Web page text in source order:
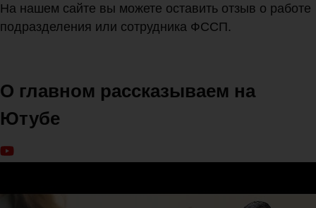
На нашем сайте вы можете оставить отзыв о работе
подразделения или сотрудника ФССП.
О главном рассказываем на
Ютубе